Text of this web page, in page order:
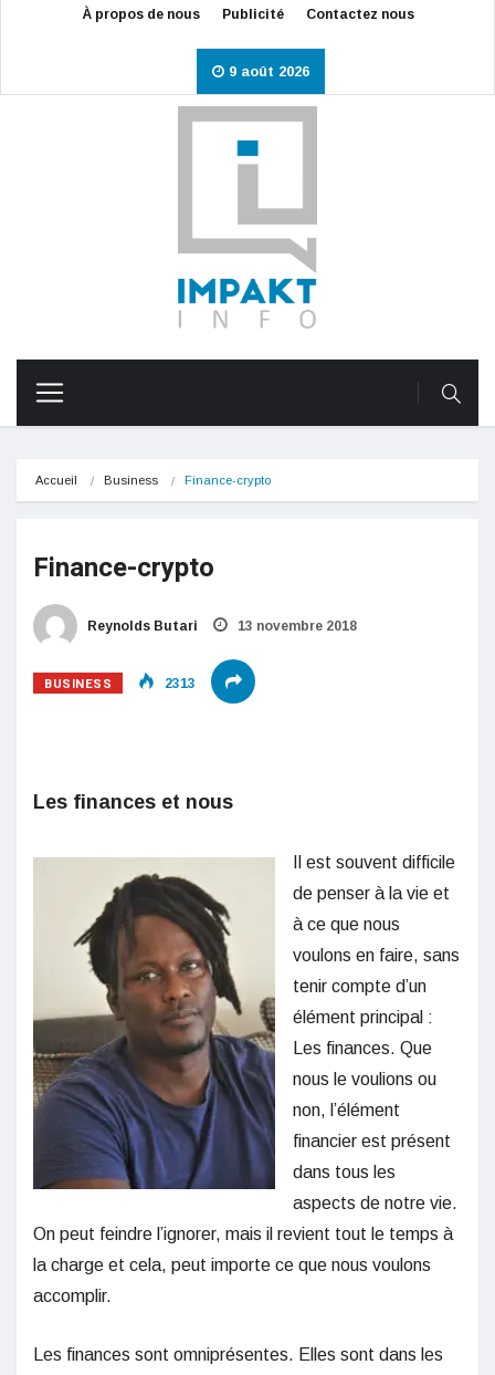
À propos de nous Publicité Contactez nous
9 août 2026
Accueil Business Finance-crypto
Finance-crypto
Reynolds Butari 13 novembre 2018
BUSINESS 2313
Les finances et nous
Il est souvent difficile
de penser à la vie et
à ce que nous
voulons en faire, sans
tenir compte d’un
élément principal :
Les finances. Que
nous le voulions ou
non, l’élément
financier est présent
dans tous les
aspects de notre vie.
On peut feindre l’ignorer, mais il revient tout le temps à
la charge et cela, peut importe ce que nous voulons
accomplir.
Les finances sont omniprésentes. Elles sont dans les